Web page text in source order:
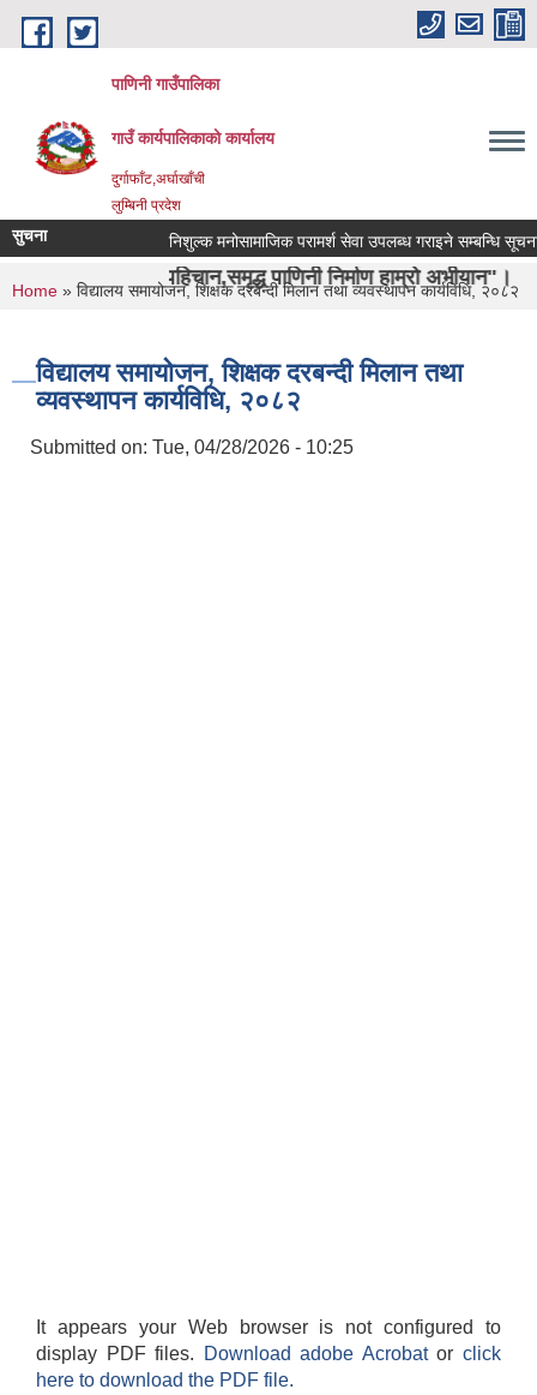
Skip to main content
पाणिनी गाउँपालिका
गाउँ कार्यपालिकाको कार्यालय
दुर्गाफाँट,अर्घाखाँची
लुम्बिनी प्रदेश
पहिचान,समृद्ध पाणिनी निर्माण हाम्रो अभीयान"।
सुचना निशुल्क मनोसामाजिक परामर्श सेवा उपलब्ध गराइने सम्बन्धि सूचना ।
You are here
Home » विद्यालय समायोजन, शिक्षक दरबन्दी मिलान तथा व्यवस्थापन कार्यविधि, २०८२
विद्यालय समायोजन, शिक्षक दरबन्दी मिलान तथा
व्यवस्थापन कार्यविधि, २०८२
Submitted on: Tue, 04/28/2026 - 10:25
It appears your Web browser is not configured to
display PDF files.
Download adobe Acrobatorclick
here to download the PDF file.